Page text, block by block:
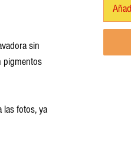
sin
pigmentos
las fotos, ya